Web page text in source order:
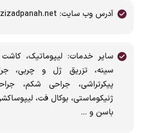
آدرس وب سایت: www.drkambizizadpanah.net
سایر خدمات: لیپوماتیک،
سینه، تزریق ژل و چربی،
پیکرتراشی، جراحی شکم،
ژنیکوماستی، بوکال فت،
باسن و ...